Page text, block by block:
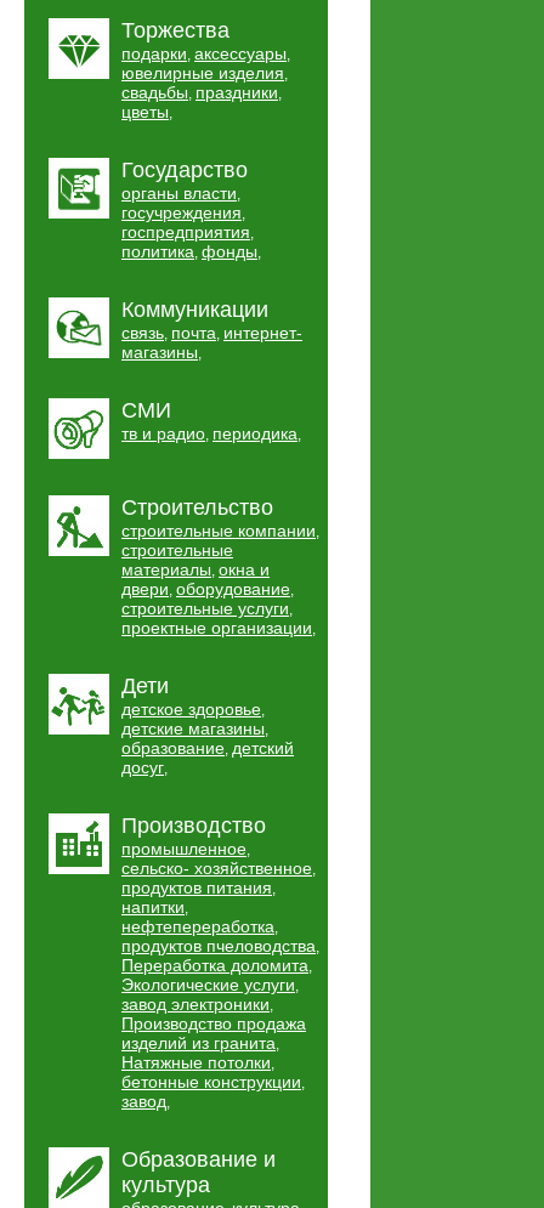
Торжества
подарки, аксессуары,
ювелирные изделия,
свадьбы, праздники,
цветы,
Государство
органы власти,
госучреждения,
госпредприятия,
политика, фонды,
Коммуникации
связь, почта, интернет-
магазины,
СМИ
тв и радио, периодика,
Строительство
строительные компании,
строительные
материалы, окна и
двери, оборудование,
строительные услуги,
проектные организации,
Дети
детское здоровье,
детские магазины,
образование, детский
досуг,
Производство
промышленное,
сельско- хозяйственное,
продуктов питания,
напитки,
нефтепереработка,
продуктов пчеловодства,
Переработка доломита,
Экологические услуги,
завод электроники,
Производство продажа
изделий из гранита,
Натяжные потолки,
бетонные конструкции,
завод,
Образование и
культура